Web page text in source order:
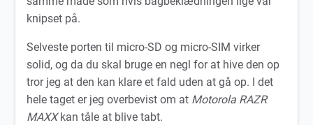
knipset på.
Selveste porten til micro-SD og micro-SIM virker
solid, og da du skal bruge en negl for at hive den op
tror jeg at den kan klare et fald uden at gå op. I det
hele taget er jeg overbevist om at Motorola RAZR
MAXXkan tåle at blive tabt.